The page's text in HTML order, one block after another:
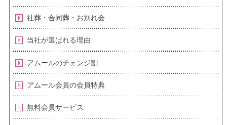
社葬・合同葬・お別れ会
当社が選ばれる理由
アムールのチェンジ割
アムール会員の会員特典
無料会員サービス